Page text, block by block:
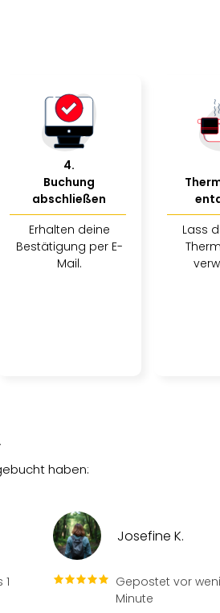
4.
Buchung
abschließen
Erhalten deine
Bestätigung per E-
Mail.
Lass
haben:
Josefine K.
Gepostet vor
Minute